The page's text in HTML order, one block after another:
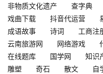
非物质文化遗产
查字典
戏曲下载
抖音代运营
成语故事
诗词 工商注
云南旅游网
网络游戏
在线题库
国学网 知识
雕塑
奇石 散文 自